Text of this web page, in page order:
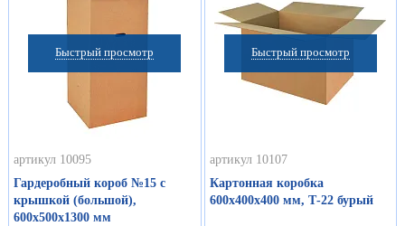
Быстрый просмотр
артикул 10095
Гардеробный короб №15 с
крышкой (большой),
600х500х1300 мм
Быстрый просмотр
артикул 10107
Картонная коробка
600х400х400 мм, Т-22 бурый